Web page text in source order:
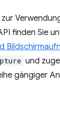
finden Sie
und
gängiger